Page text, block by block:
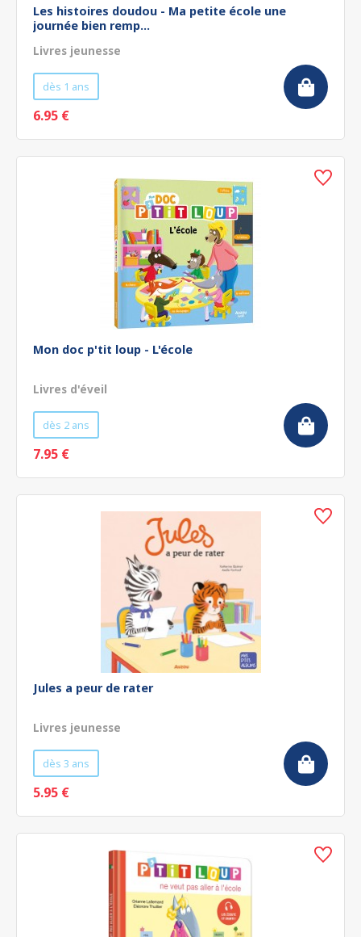
Les histoires doudou - Ma petite école une
journée bien remp...
Livres jeunesse
dès 1 ans
6.95 €
Mon doc p'tit loup - L'école
Livres d'éveil
dès 2 ans
7.95 €
Jules a peur de rater
Livres jeunesse
dès 3 ans
5.95 €